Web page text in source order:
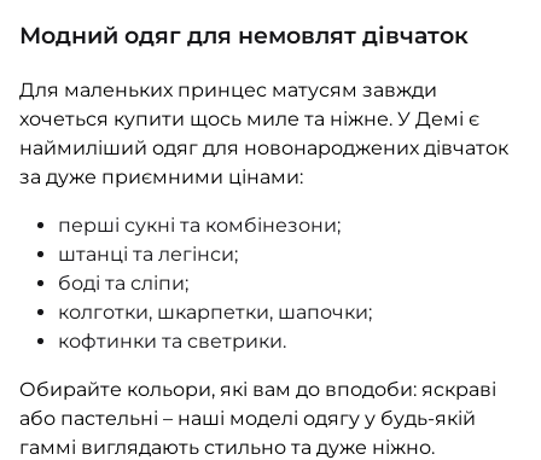
Модний одяг для немовлят дівчаток
Для маленьких принцес матусям завжди
хочеться купити щось миле та ніжне. У Демі є
наймиліший одяг для новонароджених дівчаток
за дуже приємними цінами:
перші сукні та комбінезони;
штанці та легінси;
боді та сліпи;
колготки, шкарпетки, шапочки;
кофтинки та светрики.
Обирайте кольори, які вам до вподоби: яскраві
або пастельні – наші моделі одягу у будь-якій
гаммі виглядають стильно та дуже ніжно.